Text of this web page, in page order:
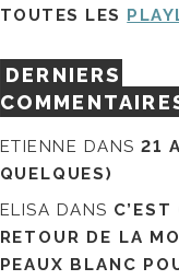
TOUTES LES
DERNIERS
ETIENNE DANS21
QUELQUES)
ELISA DANS
RETOUR DE LA
PEAUX BLANC